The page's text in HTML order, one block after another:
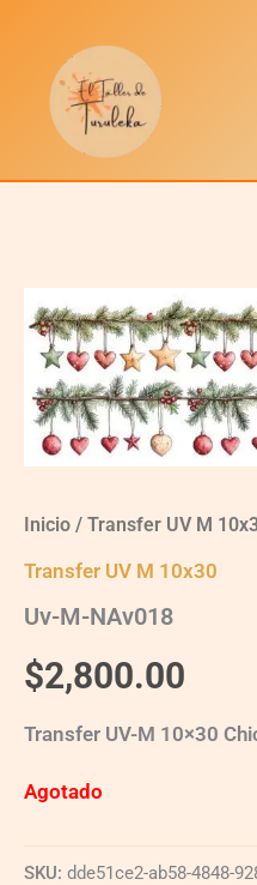
contenido
Inicio / Transfer UV M
Transfer UV M 10x30
Uv-M-NAv018
$2,800.00
Transfer UV-M 10×30
Agotado
SKU: dde51ce2-ab58-4848-